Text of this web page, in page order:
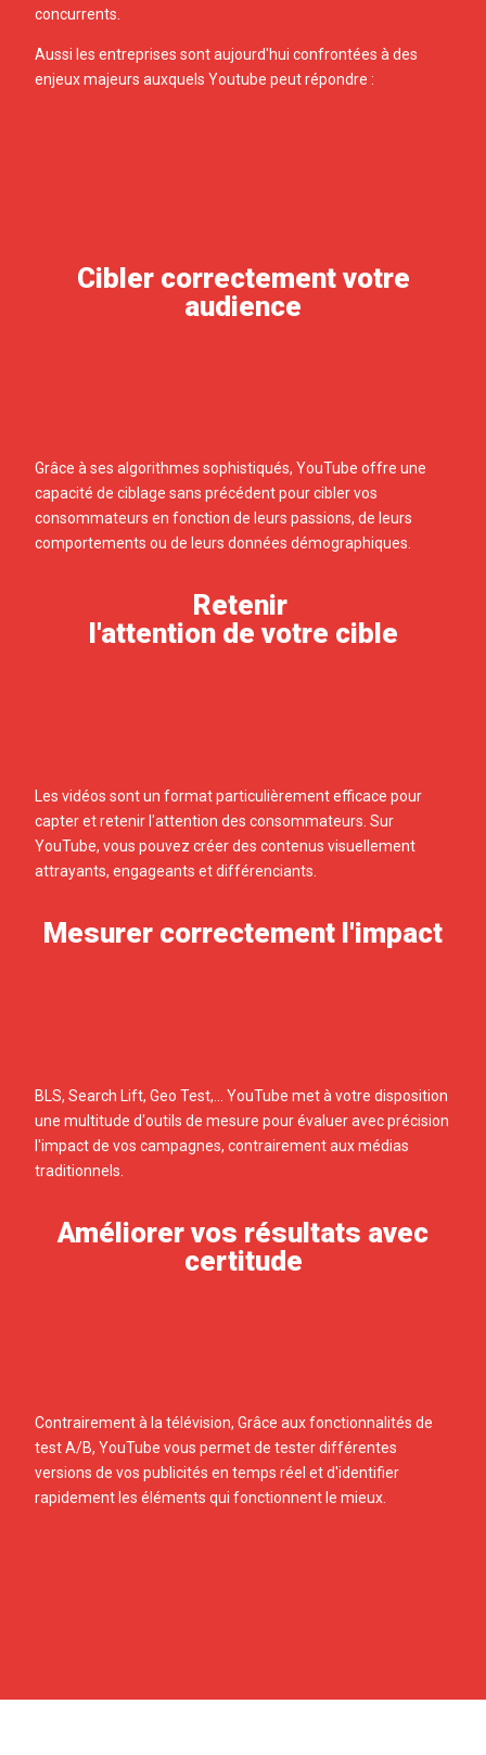
concurrents.
Aussi les entreprises sont aujourd'hui confrontées à des
enjeux majeurs auxquels Youtube peut répondre :
Cibler correctement votre
audience
Grâce à ses algorithmes sophistiqués, YouTube offre une
capacité de ciblage sans précédent pour cibler vos
consommateurs en fonction de leurs passions, de leurs
comportements ou de leurs données démographiques.
Retenir
l'attention de votre cible
Les vidéos sont un format particulièrement efficace pour
capter et retenir l'attention des consommateurs. Sur
YouTube, vous pouvez créer des contenus visuellement
attrayants, engageants et différenciants.
Mesurer correctement l'impact
BLS, Search Lift, Geo Test,... YouTube met à votre disposition
une multitude d'outils de mesure pour évaluer avec précision
l'impact de vos campagnes, contrairement aux médias
traditionnels.
Améliorer vos résultats avec
certitude
Contrairement à la télévision, Grâce aux fonctionnalités de
test A/B, YouTube vous permet de tester différentes
versions de vos publicités en temps réel et d'identifier
rapidement les éléments qui fonctionnent le mieux.